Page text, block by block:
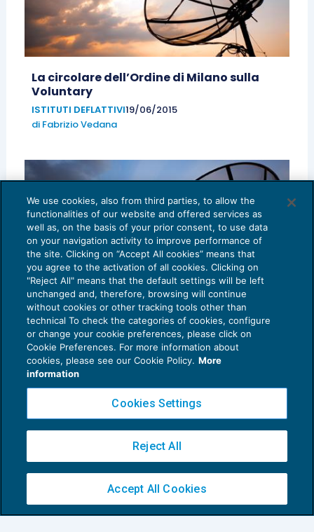
La circolare dell’Ordine di Milano sulla
Voluntary
ISTITUTI DEFLATTIVI19/06/2015
di Fabrizio Vedana
Voluntary disclosure: chiarimenti su invio
istanza
ISTITUTI DEFLATTIVI05/06/2015
diFabrizio Vedana
1 2
We use cookies, also from third parties, to allow the
functionalities of our website and offered services as
well as, on the basis of your prior consent, to use data
on your navigation activity to improve performance of
the site. Clicking on “Accept All cookies” means that
you agree to the activation of all cookies. Clicking on
"Reject All" means that the default settings will be left
unchanged and, therefore, browsing will continue
without cookies or other tracking tools other than
technical To check the categories of cookies, configure
or change your cookie preferences, please click on
Cookie Preferences. For more information about
cookies, please see our Cookie Policy. More
information
Cookies Settings
Reject All
Accept All Cookies